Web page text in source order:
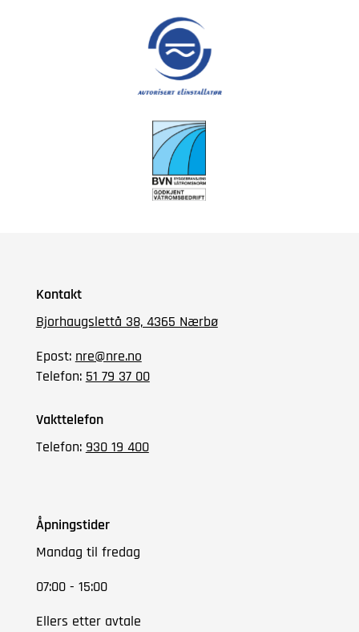
Kontakt
Bjorhaugslettå 38, 4365 Nærbø
Epost: nre@nre.no
Telefon: 51 79 37 00
Vakttelefon
Telefon: 930 19 400
Åpningstider
Mandag til fredag
07:00 - 15:00
Ellers etter avtale